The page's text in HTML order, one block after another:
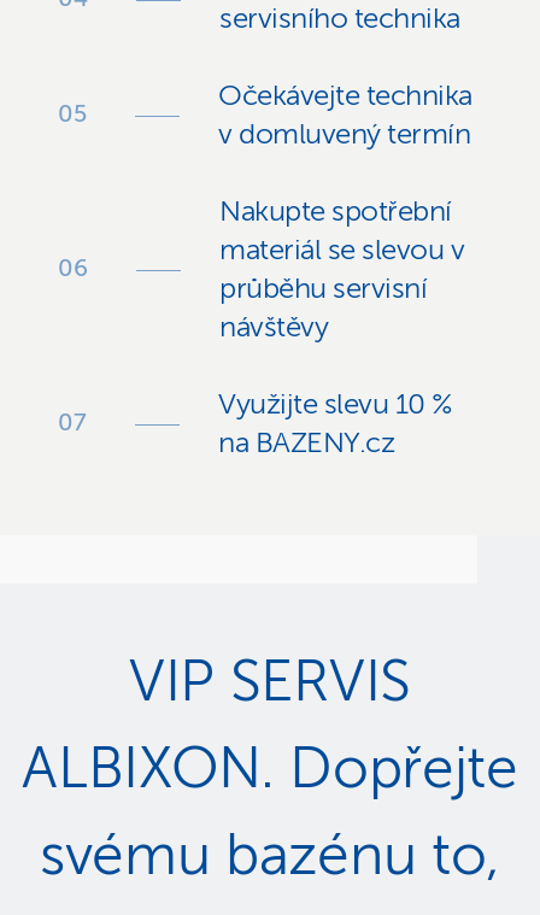
servisního technika
Očekávejte technika
v domluvený termín
Nakupte spotřební
materiál se slevou v
průběhu servisní
návštěvy
Využijte slevu 10 %
na BAZENY.cz
VIP SERVIS
ALBIXON. Dopřejte
svému bazénu to,